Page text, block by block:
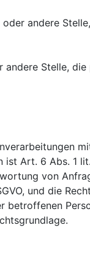
andere
Stelle,
Art. 6 Abs. 1
von
und die